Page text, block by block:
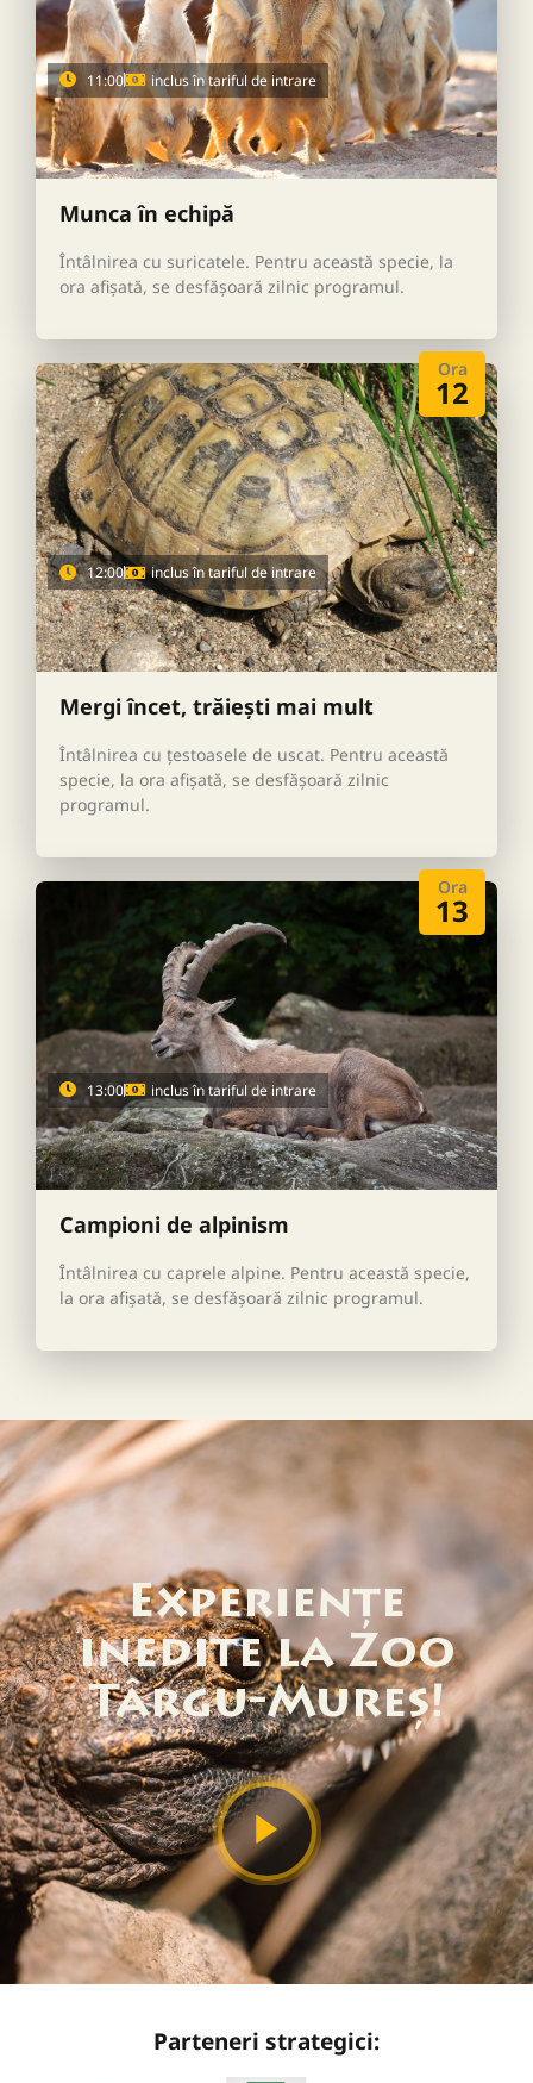
11:00 inclus în tariful de intrare
Munca în echipă
Întâlnirea cu suricatele. Pentru această specie, la
ora afișată, se desfășoară zilnic programul.
Ora
12
12:00 inclus în tariful de intrare
Mergi încet, trăiești mai mult
Întâlnirea cu țestoasele de uscat. Pentru această
specie, la ora afișată, se desfășoară zilnic
programul.
Ora
13
13:00 inclus în tariful de intrare
Campioni de alpinism
Întâlnirea cu caprele alpine. Pentru această specie,
la ora afișată, se desfășoară zilnic programul.
Experiențe
inedite la Zoo
Târgu-Mureș!
Parteneri strategici: